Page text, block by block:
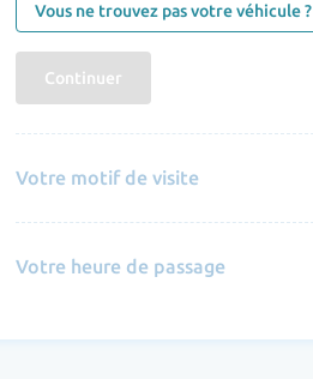
Vous ne trouvez pas votre véhicule ?
Continuer
Votre motif de visite
Votre heure de passage